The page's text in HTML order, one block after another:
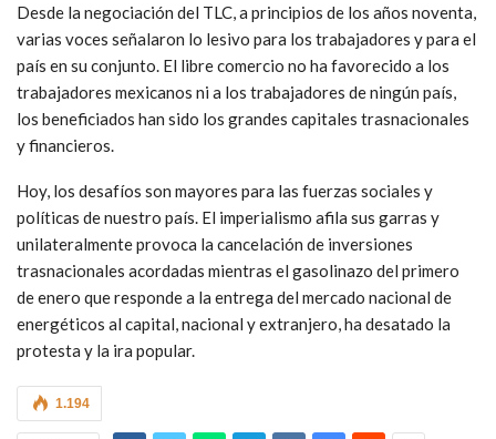
Desde la negociación del TLC, a principios de los años noventa,
varias voces señalaron lo lesivo para los trabajadores y para el
país en su conjunto. El libre comercio no ha favorecido a los
trabajadores mexicanos ni a los trabajadores de ningún país,
los beneficiados han sido los grandes capitales trasnacionales
y financieros.
Hoy, los desafíos son mayores para las fuerzas sociales y
políticas de nuestro país. El imperialismo afila sus garras y
unilateralmente provoca la cancelación de inversiones
trasnacionales acordadas mientras el gasolinazo del primero
de enero que responde a la entrega del mercado nacional de
energéticos al capital, nacional y extranjero, ha desatado la
protesta y la ira popular.
1.194